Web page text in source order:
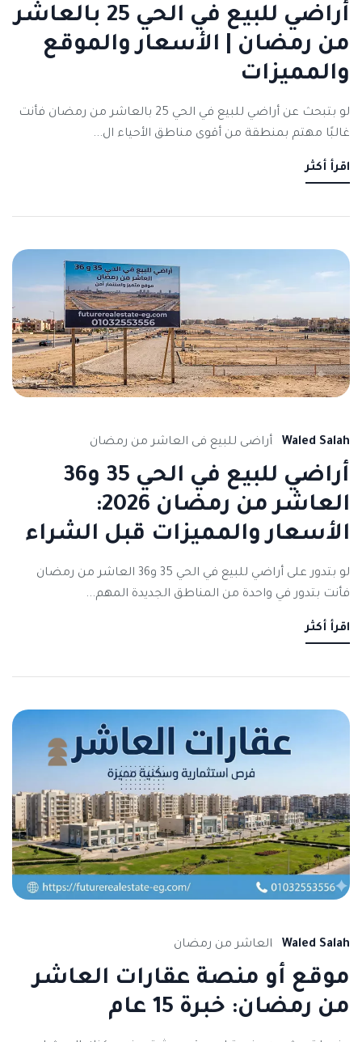
أراضي للبيع في الحي 25 بالعاشر
من رمضان | الأسعار والموقع
والمميزات
لو بتبحث عن أراضي للبيع في الحي 25 بالعاشر من رمضان فأنت
غالبًا مهتم بمنطقة من أقوى مناطق الأحياء ال...
اقرأ أكثر
Waled Salah أراضى للبيع فى العاشر من رمضان
أراضي للبيع في الحي 35 و36
العاشر من رمضان 2026:
الأسعار والمميزات قبل الشراء
لو بتدور على أراضي للبيع في الحي 35 و36 العاشر من رمضان
فأنت بتدور في واحدة من المناطق الجديدة المهم...
اقرأ أكثر
Waled Salah العاشر من رمضان
موقع أو منصة عقارات العاشر
من رمضان: خبرة 15 عام